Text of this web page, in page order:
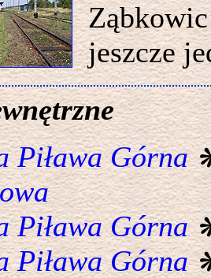
jeszcze
Piława Górna
Piława Górna
Piława Górna